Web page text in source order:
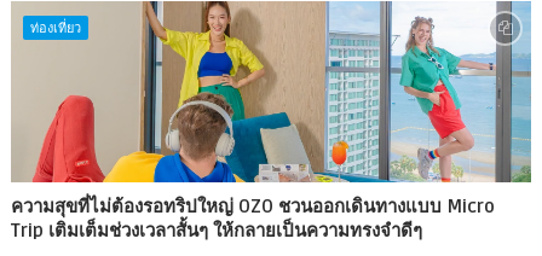
ท่องเที่ยว
ความสุขที่ไม่ต้องรอทริปใหญ่ OZO ชวนออกเดินทางแบบ Micro
Trip เติมเต็มช่วงเวลาสั้นๆ ให้กลายเป็นความทรงจำดีๆ